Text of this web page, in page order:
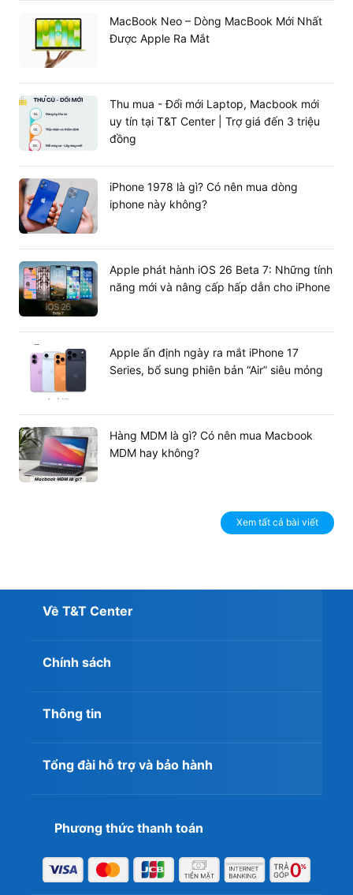
MacBook Neo – Dòng MacBook Mới Nhất
Được Apple Ra Mắt
Thu mua - Đổi mới Laptop, Macbook mới
uy tín tại T&T Center | Trợ giá đến 3 triệu
đồng
iPhone 1978 là gì? Có nên mua dòng
iphone này không?
Apple phát hành iOS 26 Beta 7: Những tính
năng mới và nâng cấp hấp dẫn cho iPhone
Apple ấn định ngày ra mắt iPhone 17
Series, bổ sung phiên bản “Air” siêu mỏng
Hàng MDM là gì? Có nên mua Macbook
MDM hay không?
Xem tất cả bài viết
Về T&T Center
Chính sách
Thông tin
Tổng đài hỗ trợ và bảo hành
Phương thức thanh toán